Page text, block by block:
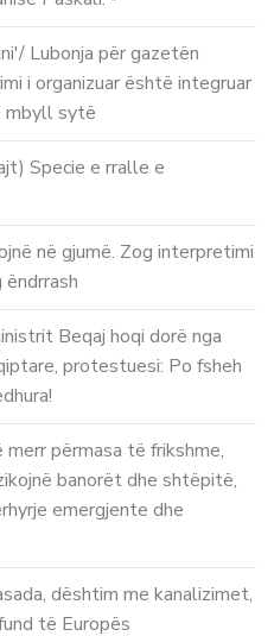
Lubonja për gazetën
i organizuar është integruar
mbyll sytë
Specie e rralle e
në gjumë. Zog interpretimi
ëndrrash
Beqaj hoqi dorë nga
protestuesi: Po fsheh
merr përmasa të frikshme,
banorët dhe shtëpitë,
emergjente dhe
dështim me kanalizimet,
të Europës